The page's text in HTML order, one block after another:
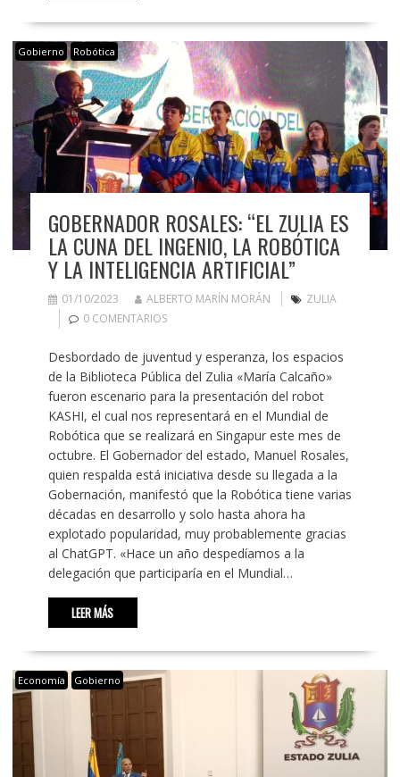
Gobierno Robótica
GOBERNADOR ROSALES: “EL ZULIA ES
LA CUNA DEL INGENIO, LA ROBÓTICA
Y LA INTELIGENCIA ARTIFICIAL”
01/10/2023 ALBERTO MARÍN MORÁN
ZULIA
0 COMENTARIOS
Desbordado de juventud y esperanza, los espacios
de la Biblioteca Pública del Zulia «María Calcaño»
fueron escenario para la presentación del robot
KASHI, el cual nos representará en el Mundial de
Robótica que se realizará en Singapur este mes de
octubre. El Gobernador del estado, Manuel Rosales,
quien respalda está iniciativa desde su llegada a la
Gobernación, manifestó que la Robótica tiene varias
décadas en desarrollo y solo hasta ahora ha
explotado popularidad, muy probablemente gracias
al ChatGPT. «Hace un año despedíamos a la
delegación que participaría en el Mundial…
LEER MÁS
Economía Gobierno